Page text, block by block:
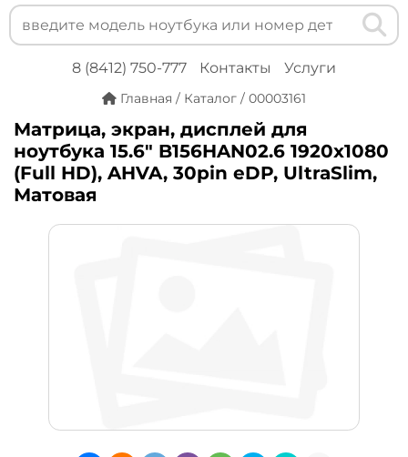
8 (8412) 750-777 Контакты Услуги
Главная / Каталог / 00003161
Матрица, экран, дисплей для
ноутбука 15.6" B156HAN02.6 1920x1080
(Full HD), AHVA, 30pin eDP, UltraSlim,
Матовая